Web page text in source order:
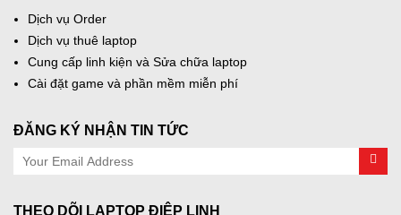
Dịch vụ Order
Dịch vụ thuê laptop
Cung cấp linh kiện và Sửa chữa laptop
Cài đặt game và phần mềm miễn phí
ĐĂNG KÝ NHẬN TIN TỨC
THEO DÕI LAPTOP ĐIỆP LINH